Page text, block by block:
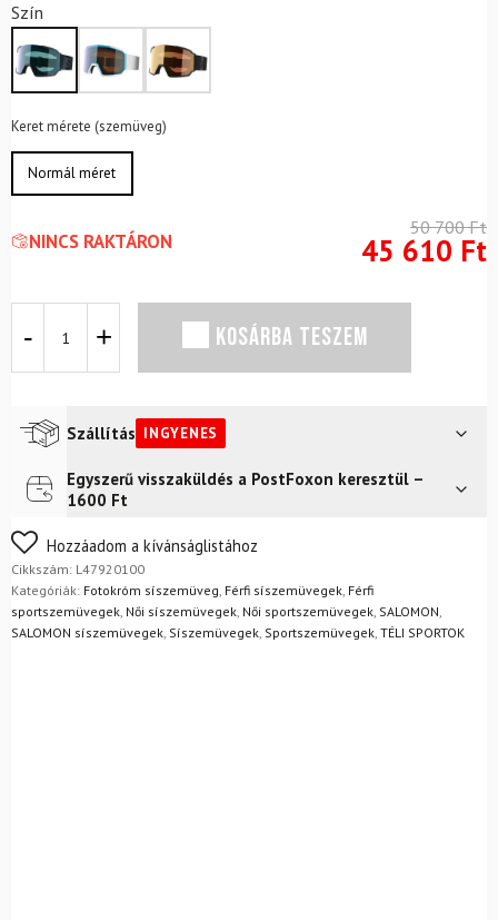
Szín
Keret mérete (szemüveg)
Normál méret
NINCS RAKTÁRON
50 700Ft
45 610 Ft
SALOMON
Ébenfekete/Kék
mennyiség
KOSÁRBA TESZEM
Szállítás INGYENES
Futár a címreIngyenes
FoxPost
Egyszerű visszaküldés a PostFoxon keresztül –
1600 Ft
Nem biztos a választásában? Semmi gond – a terméket
egyszerűen visszaküldheti 14 napon belül, indoklás nélkül.
Mik a visszaküldés feltételei?
Hozzáadom a kívánságlistához
Cikkszám: L47920100
Kategóriák: Fotokróm síszemüveg Férfi síszemüvegek Férfi
sportszemüvegek Női síszemüvegek Női sportszemüvegek SALOMON
SALOMON síszemüvegek Síszemüvegek Sportszemüvegek TÉLI SPORTOK